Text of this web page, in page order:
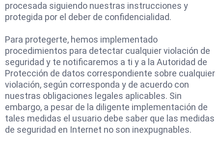
procesada siguiendo nuestras instrucciones y
protegida por el deber de confidencialidad.
Para protegerte, hemos implementado
procedimientos para detectar cualquier violación de
seguridad y te notificaremos a ti y a la Autoridad de
Protección de datos correspondiente sobre cualquier
violación, según corresponda y de acuerdo con
nuestras obligaciones legales aplicables. Sin
embargo, a pesar de la diligente implementación de
tales medidas el usuario debe saber que las medidas
de seguridad en Internet no son inexpugnables.